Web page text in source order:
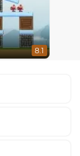
8.1